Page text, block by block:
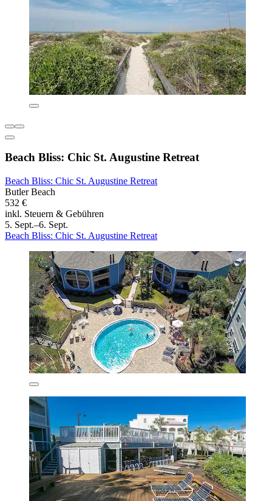
Beach Bliss: Chic St. Augustine Retreat
Beach Bliss: Chic St. Augustine Retreat
Butler Beach
532 €
inkl. Steuern & Gebühren
5. Sept.–6. Sept.
Beach Bliss: Chic St. Augustine Retreat